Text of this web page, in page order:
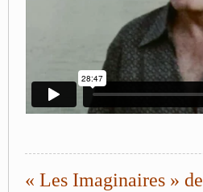
« Les Imaginaires »